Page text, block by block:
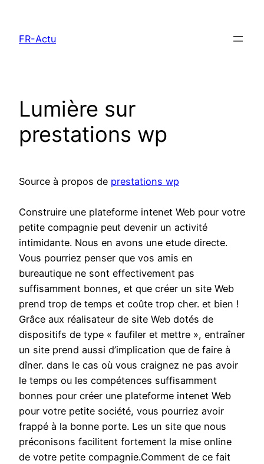
contenu
FR-Actu
Lumière sur
prestations wp
Source à propos de prestations wp
Construire une plateforme intenet Web pour votre
petite compagnie peut devenir un activité
intimidante. Nous en avons une etude directe.
Vous pourriez penser que vos amis en
bureautique ne sont effectivement pas
suffisamment bonnes, et que créer un site Web
prend trop de temps et coûte trop cher. et bien !
Grâce aux réalisateur de site Web dotés de
dispositifs de type « faufiler et mettre », entraîner
un site prend aussi d’implication que de faire à
dîner. dans le cas où vous craignez ne pas avoir
le temps ou les compétences suffisamment
bonnes pour créer une plateforme intenet Web
pour votre petite société, vous pourriez avoir
frappé à la bonne porte. Les un site que nous
préconisons facilitent fortement la mise online
de votre petite compagnie.Comment de ce fait